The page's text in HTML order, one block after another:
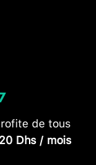
de tous
Dhs / mois